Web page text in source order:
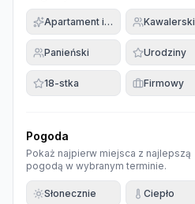
Apartament imprezowyKawalerski
Panieński Urodziny
18-stka Firmowy
Pogoda
Pokaż najpierw miejsca z najlepszą
pogodą w wybranym terminie.
Słonecznie Ciepło